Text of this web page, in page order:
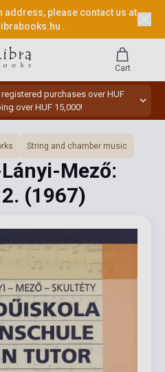
please contact us at
.
purchases over HUF
over HUF 15,000!
Cart
String and chamber music
Mező:
(1967)